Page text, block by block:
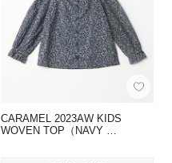
CARAMEL 2023AW KIDS
WOVEN TOP（NAVY …